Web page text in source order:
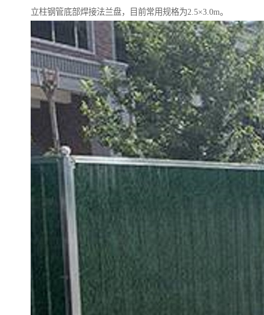
立柱钢管底部焊接法兰盘，目前常用规格为2.5×3.0m。